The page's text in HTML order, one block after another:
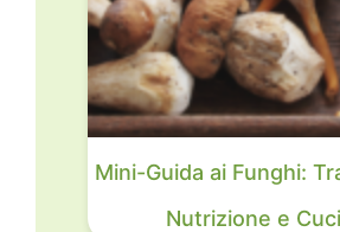
Mini-Guida ai Funghi:
Nutrizione e